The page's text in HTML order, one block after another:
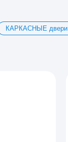
КАРКАСНЫЕ двери